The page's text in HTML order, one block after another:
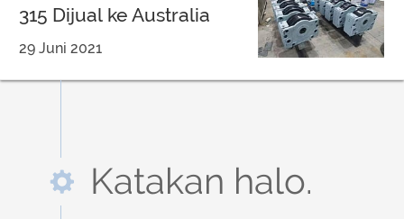
315 Dijual ke Australia
29 Juni 2021
Katakan halo.